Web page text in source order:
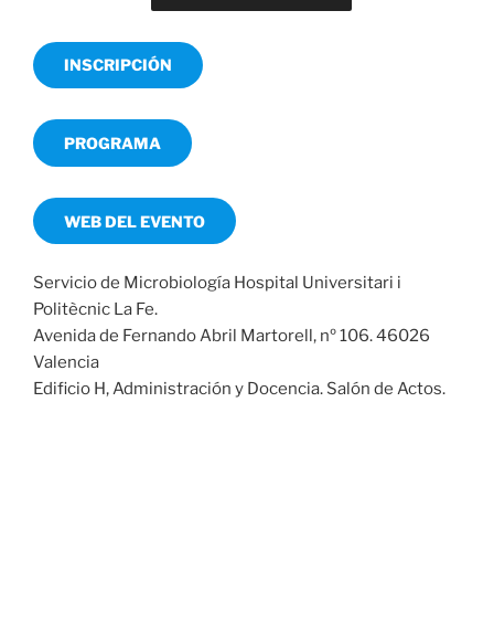
INSCRIPCIÓN
PROGRAMA
WEB DEL EVENTO
Servicio de Microbiología Hospital Universitari i
Politècnic La Fe.
Avenida de Fernando Abril Martorell, nº 106. 46026
Valencia
Edificio H, Administración y Docencia. Salón de Actos.